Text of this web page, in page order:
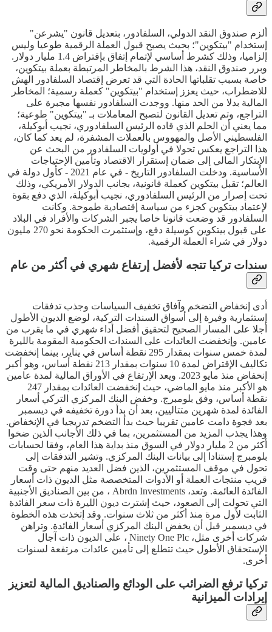
ألزم صندوق النقد الدولي، السلفادور، بتعديل قانون "يشرعن"
إستخدام "بيتكوين"؛ بحيث يصبح قبول العملة الرقمية طوعيا وليس
إلزاميا، وذلك كشرط أساسي لإتمام إتفاق بإقتراض 1.4 مليار دولار.
وبرر صندوق النقد، هذا الشرط بالمخاطر المرتبطة بعملة بيتكوين،
خاصة بسبب تقلباتها الحادة التي قد تعرض إقتصاد السلفادور الهش
للاضطراب، حيث يعزز إستخدام "بيتكوين" كعملة رسمية؛ المخاطر
المالية بدلا من الحد منها. ووجدت السلفادور نفسها مجبرة على
التراجع، وتم تعديل القانون لتصبح المعاملات بـ "بيتكوين" طوعية؛
مما يعني أن الحلم الذي قاده الرئيس السلفادوري، نجيب أبوكيلة،
الفلسطيني الأصل والمهووس بالعملات المشفرة، لم يعد كما كان،
هذا التراجع يعكس تحولا في أولويات السلفادور من البحث عن
الإبتكار المالي إلى ضمان إستقرار الاقتصاد وتأمين الإحتياجات
الأساسية. ودخلت السلفادور التاريخ - في عام 2021 - كأول دولة في
العالم؛ تقبل بيتكوين كعملة قانونية، بجانب الدولار الأمريكي، وذلك
تحت إصرار من الرئيس السلفادوري، نجيب أبوكيلة، الذي دفع بقوة
لإعتماد بيتكوين كجزء من سياسة إقتصادية طموحة. وكانت
السلفادور قد وضعت قانونا خاصا يجبر الشركات والأفراد في البلاد
على قبول بيتكوين كوسيلة دفع، وإستثمرت الحكومة نحو 270 مليون
دولار في شراء العملة الرقمية.
سندات تركيا تتجه لأفضل إرتفاع شهري في أكثر من عام
أدى إنخفاض التضخم وآفاق تخفيف السياسات وجذب تدفقات
إستثمارية وفيرة إلى أسواق السندات التركية، لوضع الديون الأطول
أجلا على المسار الصحيح لتحقيق أفضل أداء شهري في ما يقرب من
عامين. وإنخفضت العائدات على السندات الحكومية المقومة بالليرة
لمدة خمس سنوات بمقدار 295 نقطة أساس في يناير، بينما إنخفضت
تكاليف الإقتراض لمدة 10 سنوات بمقدار 213 نقطة أساس، وهو أكبر
إنخفاض منذ مايو 2023. ويعد الإرتفاع في الأوراق المالية لمدة عامين
هو الأكبر منذ مايو الماضي، حيث إنخفضت العائدات بمقدار 247
نقطة أساس، وفق بلومبرج. وخفض البنك المركزي التركي أسعار
الفائدة لمدة شهرين متتاليين، بعد أن بدأ دورة تخفيفه في ديسمبر
بعد فجوة دامت عامين تقريبا حيث بدأ التضخم تدريجيا في الإنخفاض.
وهذا يجذب المزيد من المستثمرين، بما في ذلك الأجانب الذين ضخوا
أكثر من 2 مليار دولار في السوق منذ بداية هذا العام، وفقا لحسابات
بلومبرج إستنادا إلى بيانات البنك المركزي. وتشير التدفقات إلى
تحول في موقف المستثمرين، الذين فضل العديد منهم حتى وقت
قريب منتجات العملة أو الأدوات المتخصصة مثل الديون ذات أسعار
الفائدة العائمة. وتعد، Abrdn Investments ، من بين الصناديق الأجنبية
التي تحولت إلى الصعود، حيث إشترت ديون الليرة ذات سعر الفائدة
الثابت لأول مرة منذ أكثر من ثلاث سنوات. وقد إتخذت هذه الخطوة
في ديسمبر قبل أن يخفض البنك المركزي أسعار الفائدة. وتراهن
شركات أخرى مثل، Ninety One Plc ، على الديون ذات آجال
الإستحقاق الأطول حيث تتطلع إلى تأمين عائدات مرتفعة لسنوات
أخرى.
تركيا ترفع الضرائب على الودائع والصناديق المالية لتعزيز
إيرادات الميزانية